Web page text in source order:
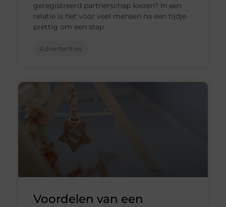
geregistreerd partnerschap kiezen? In een
relatie is het voor veel mensen na een tijdje
prettig om een stap
Advertenties
Voordelen van een